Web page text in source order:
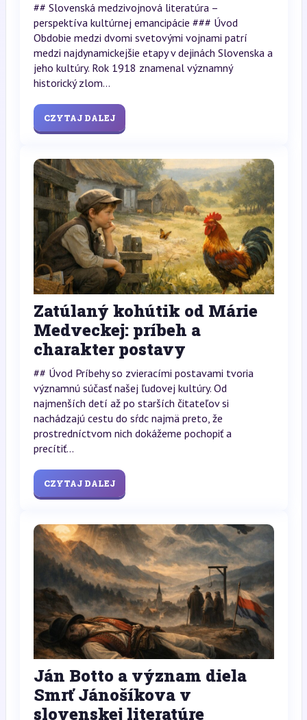
## Slovenská medzivojnová literatúra –
perspektíva kultúrnej emancipácie ### Úvod
Obdobie medzi dvomi svetovými vojnami patrí
medzi najdynamickejšie etapy v dejinách Slovenska a
jeho kultúry. Rok 1918 znamenal významný
historický zlom...
CZYTAJ DALEJ
Zatúlaný kohútik od Márie
Medveckej: príbeh a
charakter postavy
## Úvod Príbehy so zvieracími postavami tvoria
významnú súčasť našej ľudovej kultúry. Od
najmenších detí až po starších čitateľov si
nachádzajú cestu do sŕdc najmä preto, že
prostredníctvom nich dokážeme pochopiť a
precítiť...
CZYTAJ DALEJ
Ján Botto a význam diela
Smrť Jánošíkova v
slovenskej literatúre